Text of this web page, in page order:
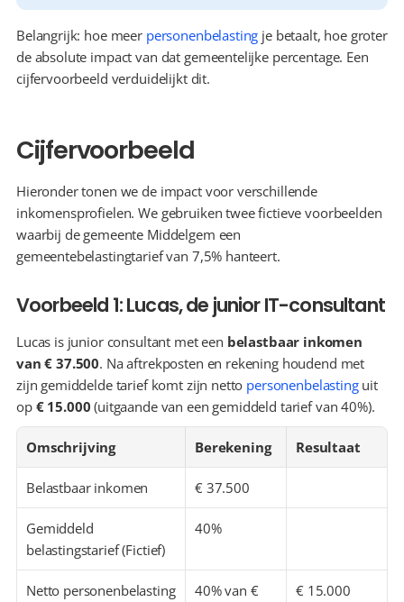
Belangrijk: hoe meer personenbelasting je betaalt, hoe groter
de absolute impact van dat gemeentelijke percentage. Een
cijfervoorbeeld verduidelijkt dit.
Cijfervoorbeeld
Hieronder tonen we de impact voor verschillende
inkomensprofielen. We gebruiken twee fictieve voorbeelden
waarbij de gemeente Middelgem een
gemeentebelastingtarief van 7,5% hanteert.
Voorbeeld 1: Lucas, de junior IT-consultant
Lucas is junior consultant met een belastbaar inkomen
van € 37.500. Na aftrekposten en rekening houdend met
zijn gemiddelde tarief komt zijn netto personenbelasting uit
op € 15.000 (uitgaande van een gemiddeld tarief van 40%).
Omschrijving Berekening Resultaat
Belastbaar inkomen € 37.500
Gemiddeld
belastingstarief (Fictief)
40%
Netto personenbelasting 40% van € € 15.000